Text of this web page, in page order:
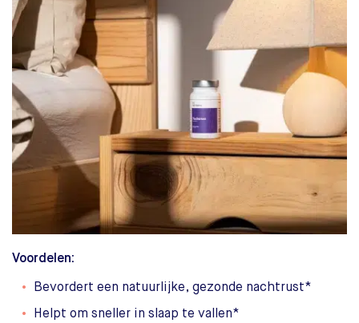
Voordelen:
Bevordert een natuurlijke, gezonde nachtrust*
Helpt om sneller in slaap te vallen*